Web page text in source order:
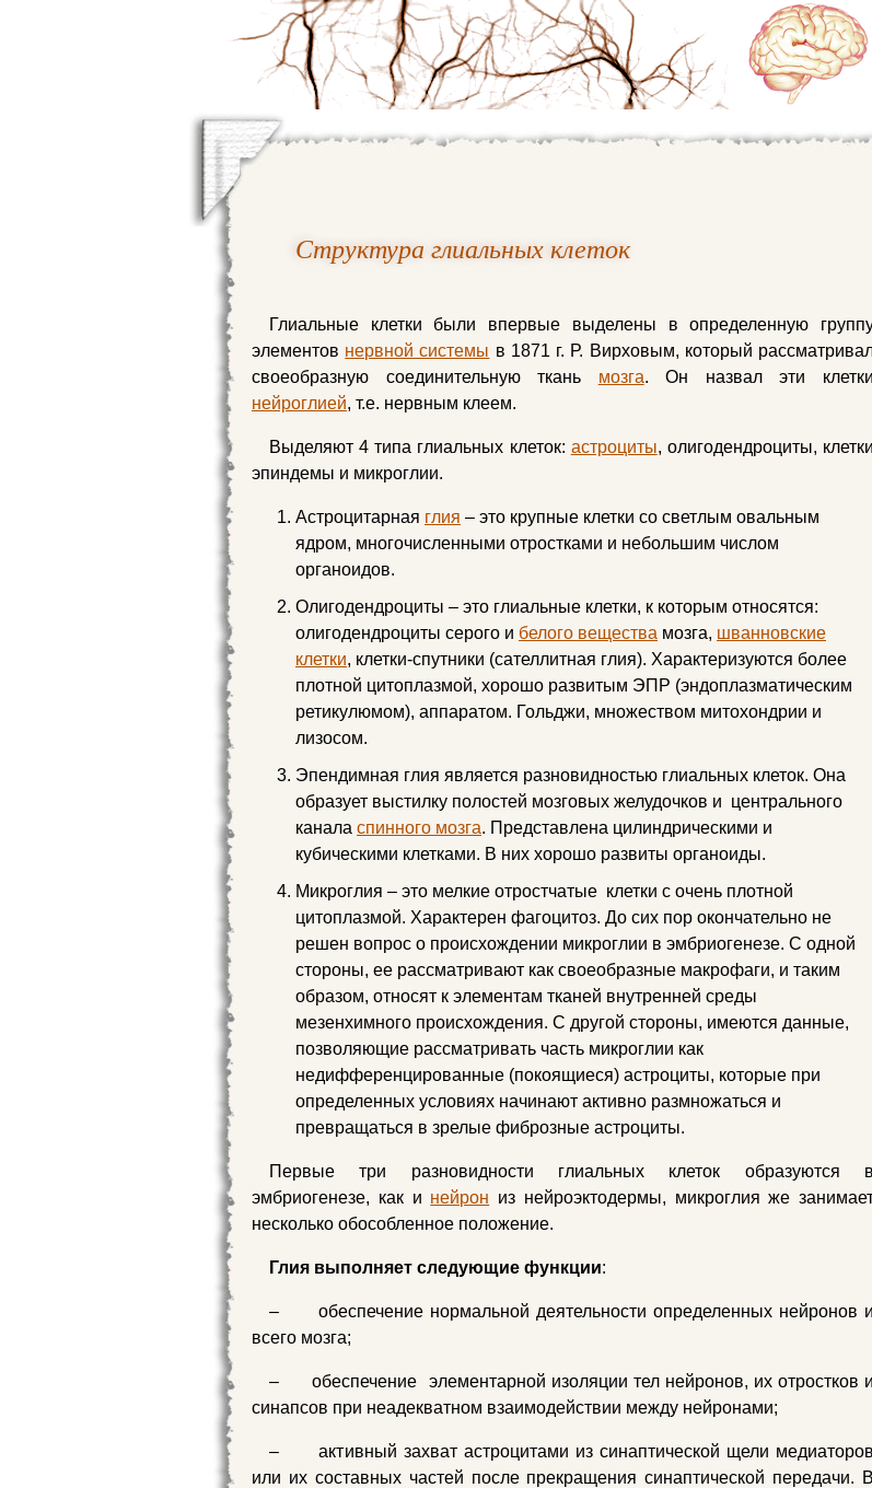
Структура глиальных клеток
Глиальные клетки были впервые выделены в определенную
элементов нервной системы в 1871 г. Р. Вирховым, который
своеобразную соединительную ткань мозга. Он назвал эти клетки
нейроглией, т.е. нервным клеем.
Выделяют 4 типа глиальных клеток: астроциты, олигодендроциты, клетки
эпиндемы и микроглии.
Астроцитарная глия – это крупные клетки со светлым овальным
ядром, многочисленными отростками и небольшим числом
органоидов.
Олигодендроциты – это глиальные клетки, к которым относятся:
олигодендроциты серого и белого вещества мозга, шванновские
клетки, клетки-спутники (сателлитная глия). Характеризуются более
плотной цитоплазмой, хорошо развитым ЭПР (эндоплазматическим
ретикулюмом), аппаратом. Гольджи, множеством митохондрии и
лизосом.
Эпендимная глия является разновидностью глиальных клеток. Она
образует выстилку полостей мозговых желудочков и центрального
канала спинного мозга. Представлена цилиндрическими и
кубическими клетками. В них хорошо развиты органоиды.
Микроглия – это мелкие отростчатые клетки с очень плотной
цитоплазмой. Характерен фагоцитоз. До сих пор окончательно не
решен вопрос о происхождении микроглии в эмбриогенезе. С одной
стороны, ее рассматривают как своеобразные макрофаги, и таким
образом, относят к элементам тканей внутренней среды
мезенхимного происхождения. С другой стороны, имеются данные,
позволяющие рассматривать часть микроглии как
недифференцированные (покоящиеся) астроциты, которые при
определенных условиях начинают активно размножаться и
превращаться в зрелые фиброзные астроциты.
Первые три разновидности глиальных клеток образуются в
эмбриогенезе, как и нейрон из нейроэктодермы, микроглия же
несколько обособленное положение.
Глия выполняет следующие функции:
– обеспечение нормальной деятельности определенных нейронов и
всего мозга;
– обеспечение элементарной изоляции тел нейронов, их отростков и
синапсов при неадекватном взаимодействии между нейронами;
– активный захват астроцитами из синаптической щели медиаторов
или их составных частей после прекращения синаптической передачи. В